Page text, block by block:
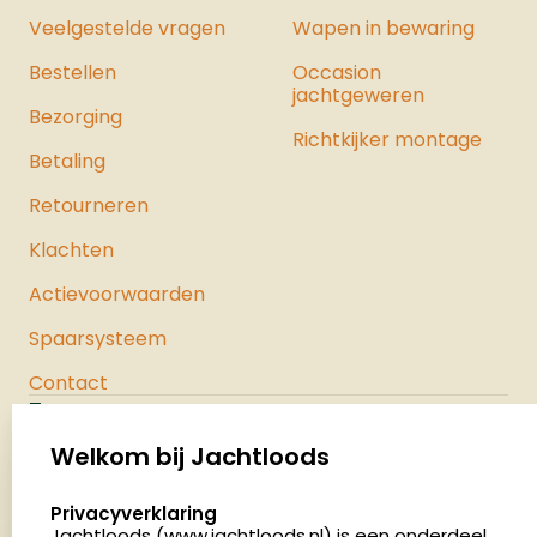
de maximale kracht uit het pistool
haalt. Bekijk hier ons hele assortiment
luchtpistolen.
Veelgestelde vragen
Bestellen
Bezorging
Betaling
Retourneren
Klachten
Actievoorwaarden
Spaarsysteem
Contact
Wapen in bewaring
Occasion
jachtgeweren
Richtkijker montage
Palenrij 1
Nederland
Welkom bij Jachtloods
select language
Privacyverklaring